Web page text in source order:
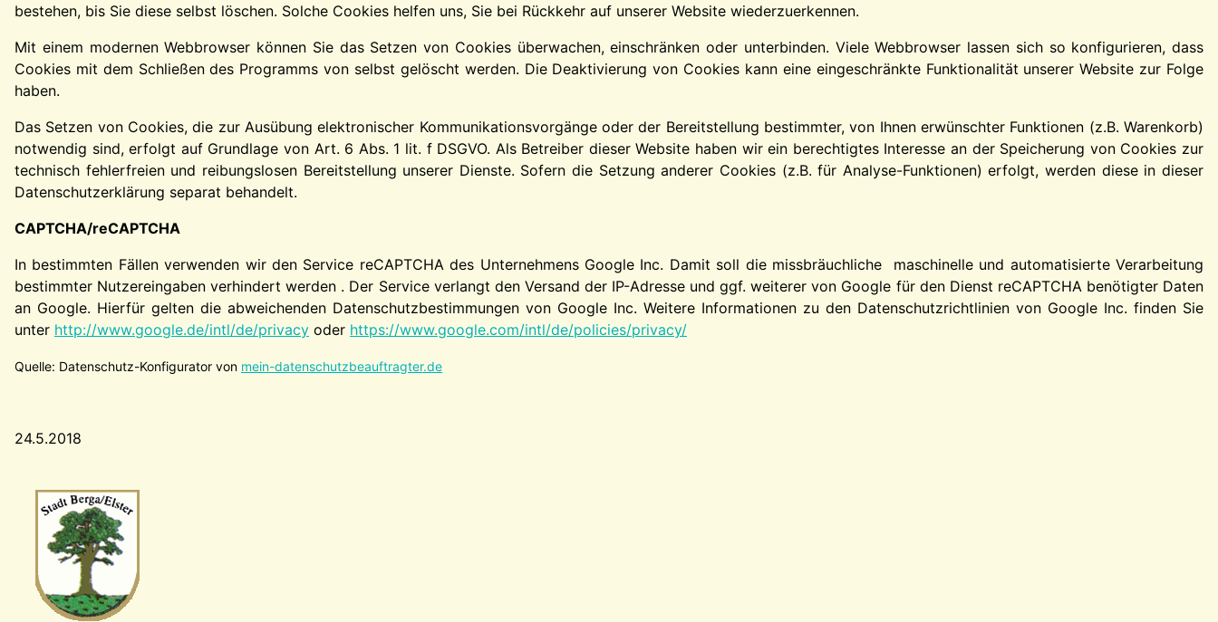
bestehen, bis Sie diese selbst löschen. Solche Cookies helfen uns, Sie bei Rückkehr auf unserer Website wiederzuerkennen.
Mit einem modernen Webbrowser können Sie das Setzen von Cookies überwachen, einschränken oder unterbinden. Viele Webbrowser lassen sich so konfigurieren, dass
Cookies mit dem Schließen des Programms von selbst gelöscht werden. Die Deaktivierung von Cookies kann eine eingeschränkte Funktionalität unserer Website zur Folge
haben.
Das Setzen von Cookies, die zur Ausübung elektronischer Kommunikationsvorgänge oder der Bereitstellung bestimmter, von Ihnen erwünschter Funktionen (z.B. Warenkorb)
notwendig sind, erfolgt auf Grundlage von Art. 6 Abs. 1 lit. f DSGVO. Als Betreiber dieser Website haben wir ein berechtigtes Interesse an der Speicherung von Cookies zur
technisch fehlerfreien und reibungslosen Bereitstellung unserer Dienste. Sofern die Setzung anderer Cookies (z.B. für Analyse-Funktionen) erfolgt, werden diese in dieser
Datenschutzerklärung separat behandelt.
CAPTCHA/reCAPTCHA
In bestimmten Fällen verwenden wir den Service reCAPTCHA des Unternehmens Google Inc. Damit soll die missbräuchliche maschinelle und automatisierte Verarbeitung
bestimmter Nutzereingaben verhindert werden . Der Service verlangt den Versand der IP-Adresse und ggf. weiterer von Google für den Dienst reCAPTCHA benötigter Daten
an Google. Hierfür gelten die abweichenden Datenschutzbestimmungen von Google Inc. Weitere Informationen zu den Datenschutzrichtlinien von Google Inc. finden Sie
unter http://www.google.de/intl/de/privacy oder https://www.google.com/intl/de/policies/privacy/
Quelle: Datenschutz-Konfigurator von mein-datenschutzbeauftragter.de
24.5.2018